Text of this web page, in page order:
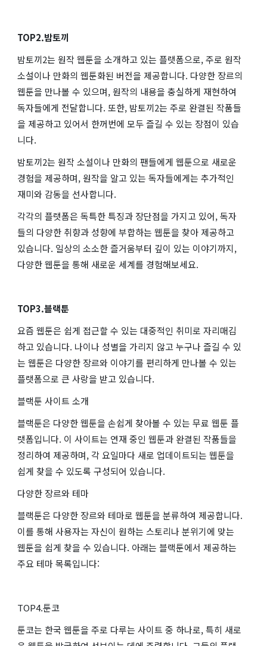
TOP2.밤토끼
밤토끼2는 원작 웹툰을 소개하고 있는 플랫폼으로, 주로 원작
소설이나 만화의 웹툰화된 버전을 제공합니다. 다양한 장르의
웹툰을 만나볼 수 있으며, 원작의 내용을 충실하게 재현하여
독자들에게 전달합니다. 또한, 밤토끼2는 주로 완결된 작품들
을 제공하고 있어서 한꺼번에 모두 즐길 수 있는 장점이 있습
니다.
밤토끼2는 원작 소설이나 만화의 팬들에게 웹툰으로 새로운
경험을 제공하며, 원작을 알고 있는 독자들에게는 추가적인
재미와 감동을 선사합니다.
각각의 플랫폼은 독특한 특징과 장단점을 가지고 있어, 독자
들의 다양한 취향과 성향에 부합하는 웹툰을 찾아 제공하고
있습니다. 일상의 소소한 즐거움부터 깊이 있는 이야기까지,
다양한 웹툰을 통해 새로운 세계를 경험해보세요.
TOP3.블랙툰
요즘 웹툰은 쉽게 접근할 수 있는 대중적인 취미로 자리매김
하고 있습니다. 나이나 성별을 가리지 않고 누구나 즐길 수 있
는 웹툰은 다양한 장르와 이야기를 편리하게 만나볼 수 있는
플랫폼으로 큰 사랑을 받고 있습니다.
블랙툰 사이트 소개
블랙툰은 다양한 웹툰을 손쉽게 찾아볼 수 있는 무료 웹툰 플
랫폼입니다. 이 사이트는 연재 중인 웹툰과 완결된 작품들을
정리하여 제공하며, 각 요일마다 새로 업데이트되는 웹툰을
쉽게 찾을 수 있도록 구성되어 있습니다.
다양한 장르와 테마
블랙툰은 다양한 장르와 테마로 웹툰을 분류하여 제공합니다.
이를 통해 사용자는 자신이 원하는 스토리나 분위기에 맞는
웹툰을 쉽게 찾을 수 있습니다. 아래는 블랙툰에서 제공하는
주요 테마 목록입니다:
TOP4.툰코
툰코는 한국 웹툰을 주로 다루는 사이트 중 하나로, 특히 새로